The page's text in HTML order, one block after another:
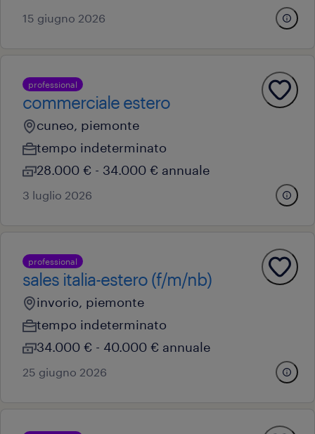
15 giugno 2026
professional
commerciale estero
cuneo, piemonte
tempo indeterminato
28.000 € - 34.000 € annuale
3 luglio 2026
professional
sales italia-estero (f/m/nb)
invorio, piemonte
tempo indeterminato
34.000 € - 40.000 € annuale
25 giugno 2026